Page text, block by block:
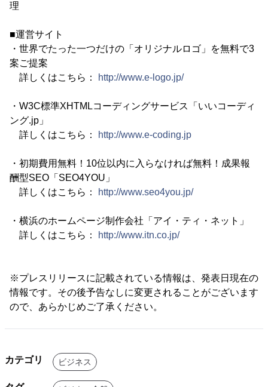
理
■運営サイト
・世界でたった一つだけの「オリジナルロゴ」を無料で3
案ご提案
詳しくはこちら：
http://www.e-logo.jp/
・W3C標準XHTMLコーディングサービス「いいコーディ
ング.jp」
詳しくはこちら：
http://www.e-coding.jp
・初期費用無料！10位以内に入らなければ無料！成果報
酬型SEO「SEO4YOU」
詳しくはこちら：
http://www.seo4you.jp/
・横浜のホームページ制作会社「アイ・ティ・ネット」
詳しくはこちら：
http://www.itn.co.jp/
※プレスリリースに記載されている情報は、発表日現在の
情報です。その後予告なしに変更されることがございます
ので、あらかじめご了承ください。
カテゴリ ビジネス